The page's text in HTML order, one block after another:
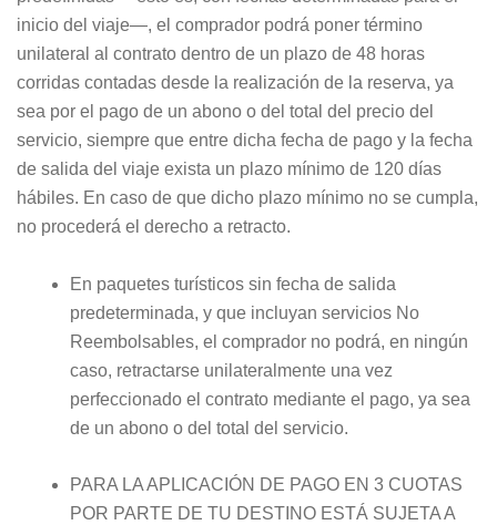
inicio del viaje—, el comprador podrá poner término
unilateral al contrato dentro de un plazo de 48 horas
corridas contadas desde la realización de la reserva, ya
sea por el pago de un abono o del total del precio del
servicio, siempre que entre dicha fecha de pago y la fecha
de salida del viaje exista un plazo mínimo de 120 días
hábiles. En caso de que dicho plazo mínimo no se cumpla,
no procederá el derecho a retracto.
En paquetes turísticos sin fecha de salida
predeterminada, y que incluyan servicios No
Reembolsables, el comprador no podrá, en ningún
caso, retractarse unilateralmente una vez
perfeccionado el contrato mediante el pago, ya sea
de un abono o del total del servicio.
PARA LA APLICACIÓN DE PAGO EN 3 CUOTAS
POR PARTE DE TU DESTINO ESTÁ SUJETA A